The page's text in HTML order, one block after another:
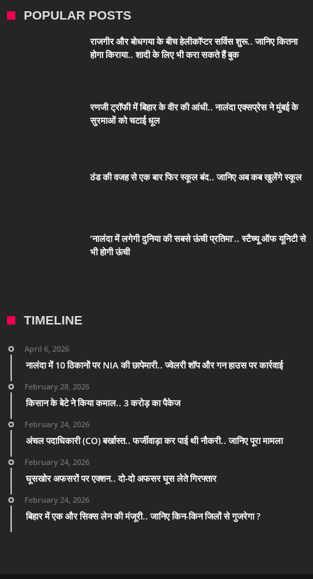
POPULAR POSTS
राजगीर और बोधगया के बीच हेलीकॉप्टर सर्विस शुरू.. जानिए कितना
होगा किराया.. शादी के लिए भी करा सकते हैं बुक
रणजी ट्रॉफी में बिहार के वीर की आंधी.. नालंदा एक्सप्रेस ने मुंबई के
सुरमाओं को चटाई धूल
ठंड की वजह से एक बार फिर स्कूल बंद.. जानिए अब कब खुलेंगे स्कूल
‘नालंदा में लगेगी दुनिया की सबसे ऊंची प्रतिमा’.. स्टैच्यू ऑफ यूनिटी से
भी होगी ऊंची
TIMELINE
April 6, 2026
नालंदा में 10 ठिकानों पर NIA की छापेमारी.. ज्वेलरी शॉप और गन हाउस पर कार्रवाई
February 28, 2026
किसान के बेटे ने किया कमाल.. 3 करोड़ का पैकेज
February 24, 2026
अंचल पदाधिकारी (CO) बर्खास्त.. फर्जीवाड़ा कर पाई थी नौकरी.. जानिए पूरा मामला
February 24, 2026
घूसखोर अफसरों पर एक्शन.. दो-दो अफसर घूस लेते गिरफ्तार
February 24, 2026
बिहार में एक और सिक्स लेन की मंजूरी.. जानिए किन-किन जिलों से गुजरेगा ?